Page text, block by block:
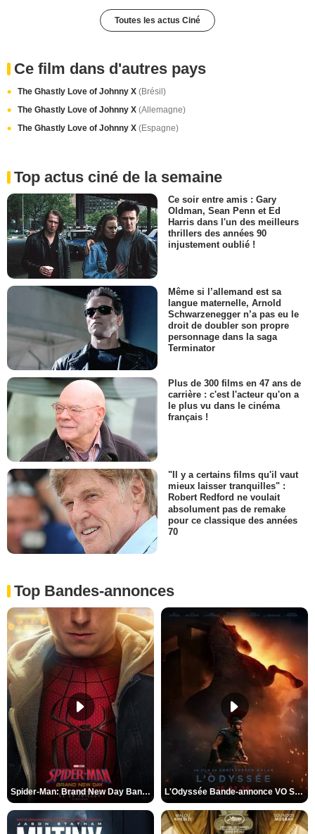
Toutes les actus Ciné
Ce film dans d'autres pays
The Ghastly Love of Johnny X (Brésil)
The Ghastly Love of Johnny X (Allemagne)
The Ghastly Love of Johnny X (Espagne)
Top actus ciné de la semaine
Ce soir entre amis : Gary
Oldman, Sean Penn et Ed
Harris dans l'un des meilleurs
thrillers des années 90
injustement oublié !
Même si l’allemand est sa
langue maternelle, Arnold
Schwarzenegger n’a pas eu le
droit de doubler son propre
personnage dans la saga
Terminator
Plus de 300 films en 47 ans de
carrière : c'est l'acteur qu'on a
le plus vu dans le cinéma
français !
"Il y a certains films qu'il vaut
mieux laisser tranquilles" :
Robert Redford ne voulait
absolument pas de remake
pour ce classique des années
70
Top Bandes-annonces
Spider-Man: Brand New Day Bande-annonce VO STFR L'Odyssée Bande-annonce VO STFR